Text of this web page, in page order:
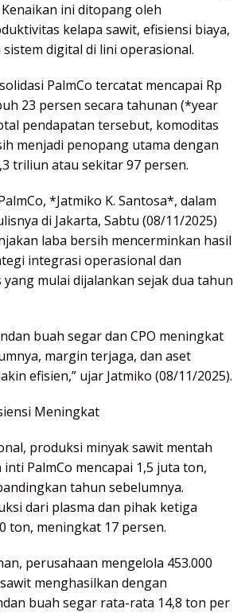
ini ditopang oleh
kelapa sawit, efisiensi biaya,
digital di lini operasional.
PalmCo tercatat mencapai Rp
23 persen secara tahunan (*year
pendapatan tersebut, komoditas
menjadi penopang utama dengan
triliun atau sekitar 97 persen.
*Jatmiko K. Santosa*, dalam
di Jakarta, Sabtu (08/11/2025)
laba bersih mencerminkan hasil
integrasi operasional dan
mulai dijalankan sejak dua tahun
buah segar dan CPO meningkat
margin terjaga, dan aset
efisien,” ujar Jatmiko (08/11/2025).
Meningkat
produksi minyak sawit mentah
inti PalmCo mencapai 1,5 juta ton,
tahun sebelumnya.
dari plasma dan pihak ketiga
ton, meningkat 17 persen.
perusahaan mengelola 453.000
menghasilkan dengan
buah segar rata-rata 14,8 ton per